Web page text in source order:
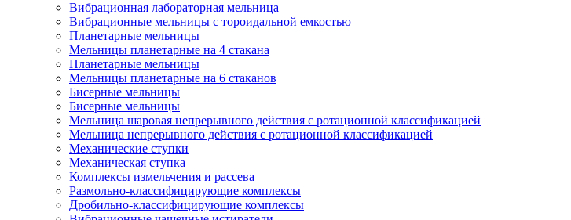
Вибрационная лабораторная мельница
Вибрационные мельницы с тороидальной емкостью
Планетарные мельницы
Мельницы планетарные на 4 стакана
Планетарные мельницы
Мельницы планетарные на 6 стаканов
Бисерные мельницы
Бисерные мельницы
Мельница шаровая непрерывного действия с ротационной классификацией
Мельница непрерывного действия с ротационной классификацией
Механические ступки
Механическая ступка
Комплексы измельчения и рассева
Размольно-классифицирующие комплексы
Дробильно-классифицирующие комплексы